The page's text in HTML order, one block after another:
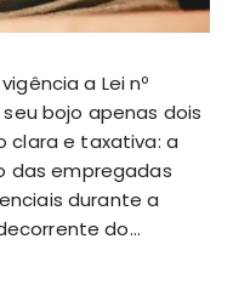
a Lei nº
seu bojo apenas dois
clara e taxativa: a
das empregadas
durante a
do…